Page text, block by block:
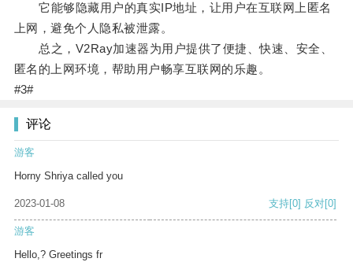
它能够隐藏用户的真实IP地址，让用户在互联网上匿名
上网，避免个人隐私被泄露。
总之，V2Ray加速器为用户提供了便捷、快速、安全、
匿名的上网环境，帮助用户畅享互联网的乐趣。
#3#
评论
游客
Horny Shriya called you
2023-01-08 支持[0] 反对[0]
游客
Hello,? Greetings fr